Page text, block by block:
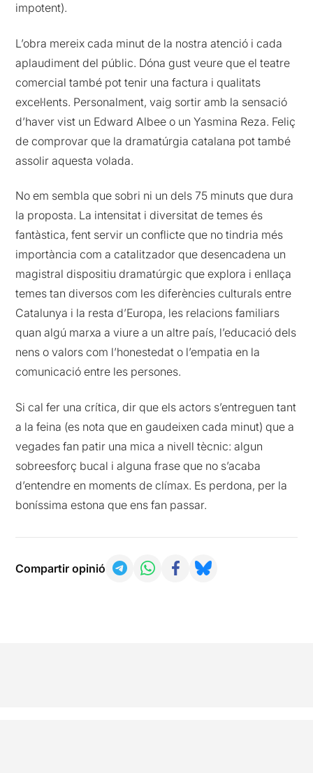
impotent).
L’obra mereix cada minut de la nostra atenció i cada
aplaudiment del públic. Dóna gust veure que el teatre
comercial també pot tenir una factura i qualitats
excel·lents. Personalment, vaig sortir amb la sensació
d’haver vist un Edward Albee o un Yasmina Reza. Feliç
de comprovar que la dramatúrgia catalana pot també
assolir aquesta volada.
No em sembla que sobri ni un dels 75 minuts que dura
la proposta. La intensitat i diversitat de temes és
fantàstica, fent servir un conflicte que no tindria més
importància com a catalitzador que desencadena un
magistral dispositiu dramatúrgic que explora i enllaça
temes tan diversos com les diferències culturals entre
Catalunya i la resta d’Europa, les relacions familiars
quan algú marxa a viure a un altre país, l’educació dels
nens o valors com l’honestedat o l’empatia en la
comunicació entre les persones.
Si cal fer una crítica, dir que els actors s’entreguen tant
a la feina (es nota que en gaudeixen cada minut) que a
vegades fan patir una mica a nivell tècnic: algun
sobreesforç bucal i alguna frase que no s’acaba
d’entendre en moments de clímax. Es perdona, per la
boníssima estona que ens fan passar.
Compartir opinió